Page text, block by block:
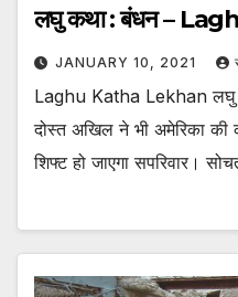
लघु कथा : बंधन –
JANUARY 10, 2021
Laghu Katha Lekhan लघु
दोस्त अखिल ने भी अमेरिका
शिफ्ट हो जाएगा सपरिवार।